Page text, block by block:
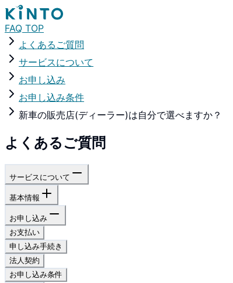
FAQ TOP
よくあるご質問
サービスについて
お申し込み
お申し込み条件
新車の販売店(ディーラー)は自分で選べますか？
よくあるご質問
サービスについて
基本情報
お申し込み
お支払い
申し込み手続き
法人契約
お申し込み条件